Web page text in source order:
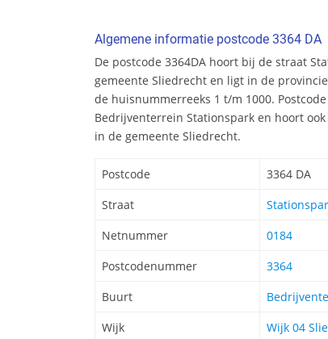
Algemene informatie postcode 3364 DA
De postcode 3364DA hoort bij de straat
gemeente Sliedrecht en ligt in de
de huisnummerreeks 1 t/m 1000.
Bedrijventerrein Stationspark en hoort
in de gemeente Sliedrecht.
Postcode
3364 DA
Straat
Netnummer
0184
Postcodenummer
3364
Buurt
Wijk
Wijk 04